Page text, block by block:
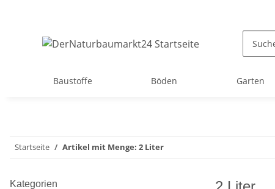
Baustoffe Böden Garten
Startseite Artikel mit Menge: 2 Liter
Kategorien